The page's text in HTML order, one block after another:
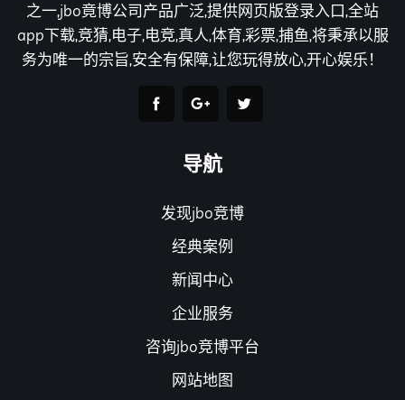
之一,jbo竟博公司产品广泛,提供网页版登录入口,全站
app下载,竞猜,电子,电竞,真人,体育,彩票,捕鱼,将秉承以服
务为唯一的宗旨,安全有保障,让您玩得放心,开心娱乐！
导航
发现jbo竞博
经典案例
新闻中心
企业服务
咨询jbo竞博平台
网站地图